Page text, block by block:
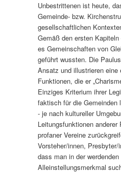
Unbestrittenen ist heute,
Gemeinde- bzw.
gesellschaftlichen
Gemäß den ersten
es Gemeinschaften von
geführt wussten. Die
Ansatz und illustrieren eine
Funktionen, die er
Einziges Kriterium ihrer
faktisch für die Gemeinden
‑ je nach kultureller
Leitungsfunktionen
profaner Vereine
Vorsteher/innen,
dass man in der
Alleinstellungsmerkmal